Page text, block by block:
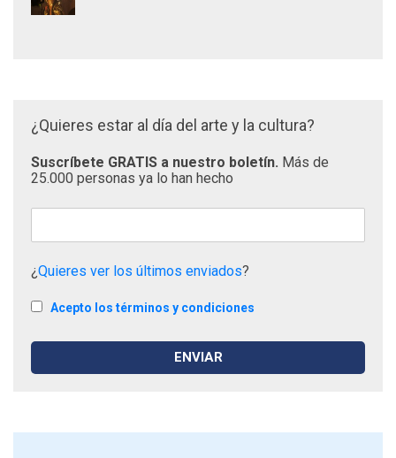
¿Quieres estar al día del arte y la cultura?
Suscríbete GRATIS a nuestro boletín. Más de
25.000 personas ya lo han hecho
¿Quieres ver los últimos enviados?
Acepto los términos y condiciones